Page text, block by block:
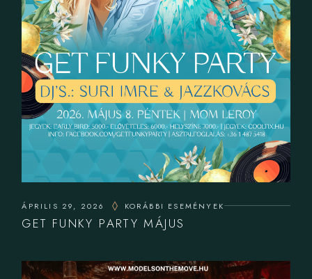
ÁPRILIS 29, 2026 KORÁBBI ESEMÉNYEK
GET FUNKY PARTY MÁJUS